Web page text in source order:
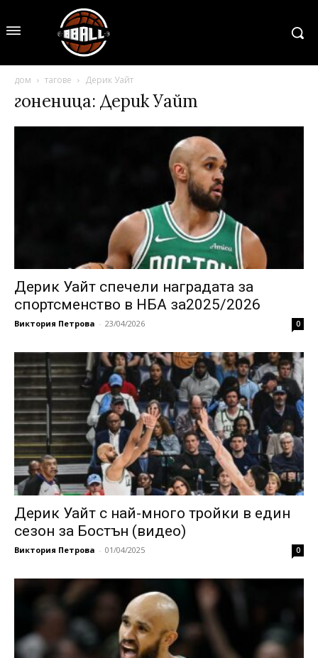
дом тагове Дерик Уайт
гоненица: Дерик Уайт
Дерик Уайт спечели наградата за
спортсменство в НБА за2025/2026
Виктория Петрова - 23/04/2026 0
Дерик Уайт с най-много тройки в един
сезон за Бостън (видео)
Виктория Петрова - 01/04/2025 0